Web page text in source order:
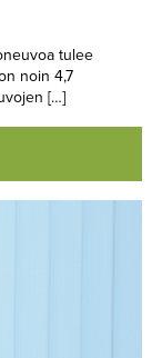
tulee
noin 4,7
[…]